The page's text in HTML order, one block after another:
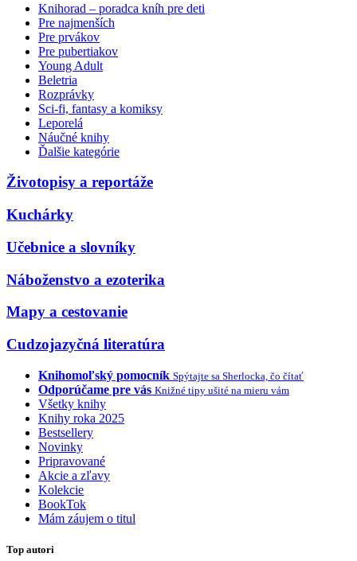
Knihorad – poradca kníh pre deti
Pre najmenších
Pre prvákov
Pre pubertiakov
Young Adult
Beletria
Rozprávky
Sci-fi, fantasy a komiksy
Leporelá
Náučné knihy
Ďalšie kategórie
Životopisy a reportáže
Kuchárky
Učebnice a slovníky
Náboženstvo a ezoterika
Mapy a cestovanie
Cudzojazyčná literatúra
Knihomoľský pomocník Spýtajte sa Sherlocka, čo čítať
Odporúčame pre vás Knižné tipy ušité na mieru vám
Všetky knihy
Knihy roka 2025
Bestsellery
Novinky
Pripravované
Akcie a zľavy
Kolekcie
BookTok
Mám záujem o titul
Top autori